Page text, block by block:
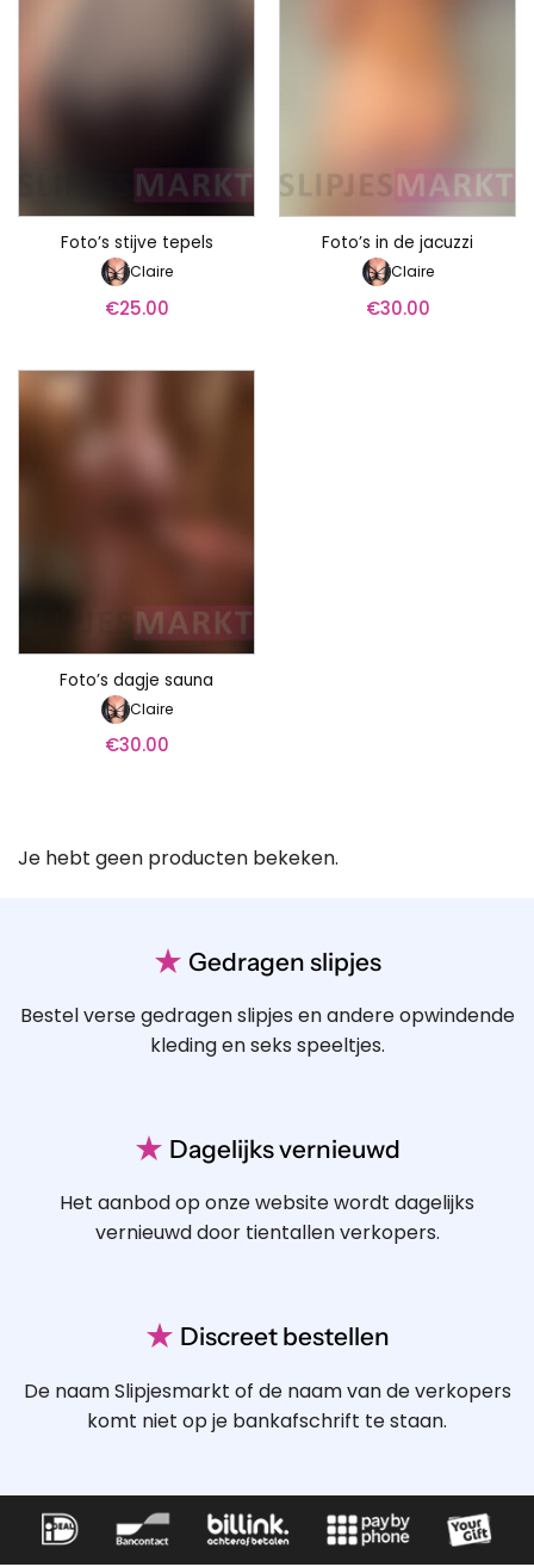
Foto’s stijve tepels
Claire
€25.00
Foto’s in de jacuzzi
Claire
€30.00
Foto’s dagje sauna
Claire
€30.00
Je hebt geen producten bekeken.
★ Gedragen slipjes
Bestel verse gedragen slipjes en andere opwindende
kleding en seks speeltjes.
★ Dagelijks vernieuwd
Het aanbod op onze website wordt dagelijks
vernieuwd door tientallen verkopers.
★ Discreet bestellen
De naam Slipjesmarkt of de naam van de verkopers
komt niet op je bankafschrift te staan.